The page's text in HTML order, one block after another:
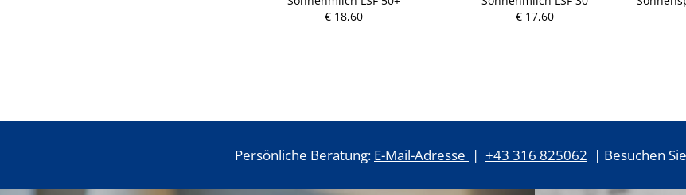
€ 18,60
€ 17,60
Persönliche Beratung: E-Mail-Adresse | +43 316 825062 | Besuchen